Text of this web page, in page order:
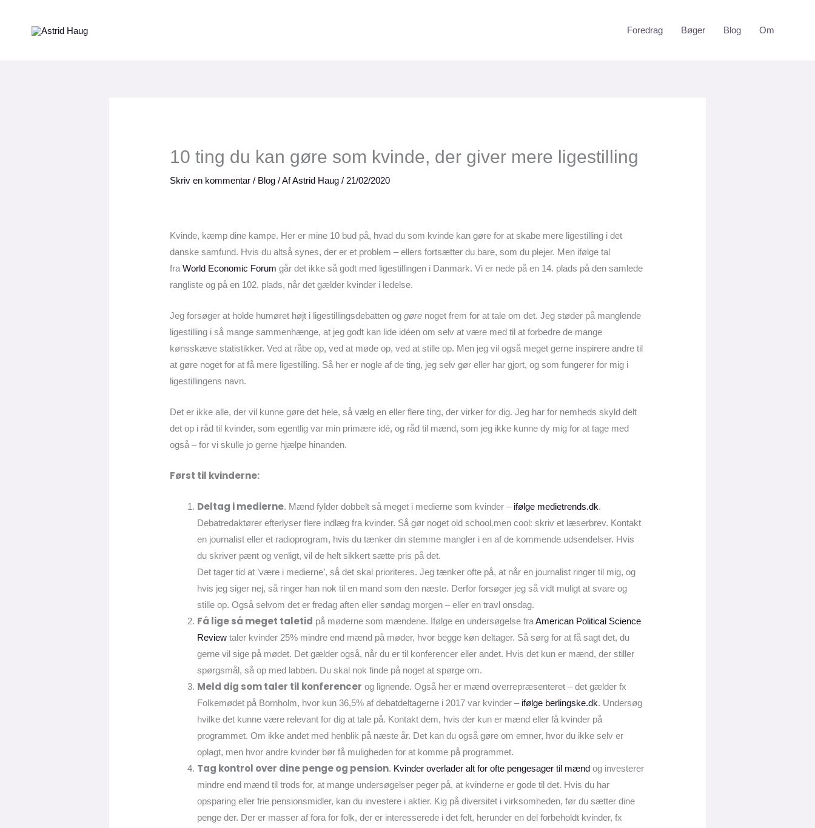
Foredrag Bøger Blog Om
10 ting du kan gøre som kvinde, der giver mere ligestilling
Skriv en kommentar / Blog / AfAstrid Haug/ 21/02/2020
Kvinde, kæmp dine kampe. Her er mine 10 bud på, hvad du som kvinde kan gøre for at skabe mere ligestilling i det
danske samfund. Hvis du altså synes, der er et problem – ellers fortsætter du bare, som du plejer. Men ifølge tal
fraWorld Economic Forum går det ikke så godt med ligestillingen i Danmark. Vi er nede på en 14. plads på den samlede
rangliste og på en 102. plads, når det gælder kvinder i ledelse.
Jeg forsøger at holde humøret højt i ligestillingsdebatten oggøre noget frem for at tale om det. Jeg støder på manglende
ligestilling i så mange sammenhænge, at jeg godt kan lide idéen om selv at være med til at forbedre de mange
kønsskæve statistikker. Ved at råbe op, ved at møde op, ved at stille op. Men jeg vil også meget gerne inspirere andre til
at gøre noget for at få mere ligestilling. Så her er nogle af de ting, jeg selv gør eller har gjort, og som fungerer for mig i
ligestillingens navn.
Det er ikke alle, der vil kunne gøre det hele, så vælg en eller flere ting, der virker for dig. Jeg har for nemheds skyld delt
det op i råd til kvinder, som egentlig var min primære idé, og råd til mænd, som jeg ikke kunne dy mig for at tage med
også – for vi skulle jo gerne hjælpe hinanden.
Først til kvinderne:
Deltag i medierne. Mænd fylder dobbelt så meget i medierne som kvinder – ifølge medietrends.dk.
Debatredaktører efterlyser flere indlæg fra kvinder. Så gør noget old school,men cool: skriv et læserbrev. Kontakt
en journalist eller et radioprogram, hvis du tænker din stemme mangler i en af de kommende udsendelser. Hvis
du skriver pænt og venligt, vil de helt sikkert sætte pris på det.
Det tager tid at ’være i medierne’, så det skal prioriteres. Jeg tænker ofte på, at når en journalist ringer til mig, og
hvis jeg siger nej, så ringer han nok til en mand som den næste. Derfor forsøger jeg så vidt muligt at svare og
stille op. Også selvom det er fredag aften eller søndag morgen – eller en travl onsdag.
Få lige så meget taletid på møderne som mændene. Ifølge en undersøgelse fraAmerican Political Science
Review taler kvinder 25% mindre end mænd på møder, hvor begge køn deltager. Så sørg for at få sagt det, du
gerne vil sige på mødet. Det gælder også, når du er til konferencer eller andet. Hvis det kun er mænd, der stiller
spørgsmål, så op med labben. Du skal nok finde på noget at spørge om.
Meld dig som taler til konferencer og lignende. Også her er mænd overrepræsenteret – det gælder fx
Folkemødet på Bornholm, hvor kun 36,5% af debatdeltagerne i 2017 var kvinder – ifølge berlingske.dk. Undersøg
hvilke det kunne være relevant for dig at tale på. Kontakt dem, hvis der kun er mænd eller få kvinder på
programmet. Om ikke andet med henblik på næste år. Det kan du også gøre om emner, hvor du ikke selv er
oplagt, men hvor andre kvinder bør få muligheden for at komme på programmet.
Tag kontrol over dine penge og pension. Kvinder overlader alt for ofte pengesager til mænd og investerer
mindre end mænd til trods for, at mange undersøgelser peger på, at kvinderne er gode til det. Hvis du har
opsparing eller frie pensionsmidler, kan du investere i aktier. Kig på diversitet i virksomheden, før du sætter dine
penge der. Der er masser af fora for folk, der er interesserede i det felt, herunder en del forbeholdt kvinder, fx